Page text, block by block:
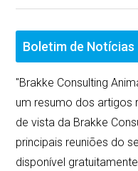
Boletim de Notícias
"Brakke Consulting
um resumo dos artigos
de vista da Brakke
principais reuniões do
disponível